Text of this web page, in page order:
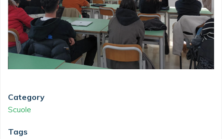
Category
Scuole
Tags